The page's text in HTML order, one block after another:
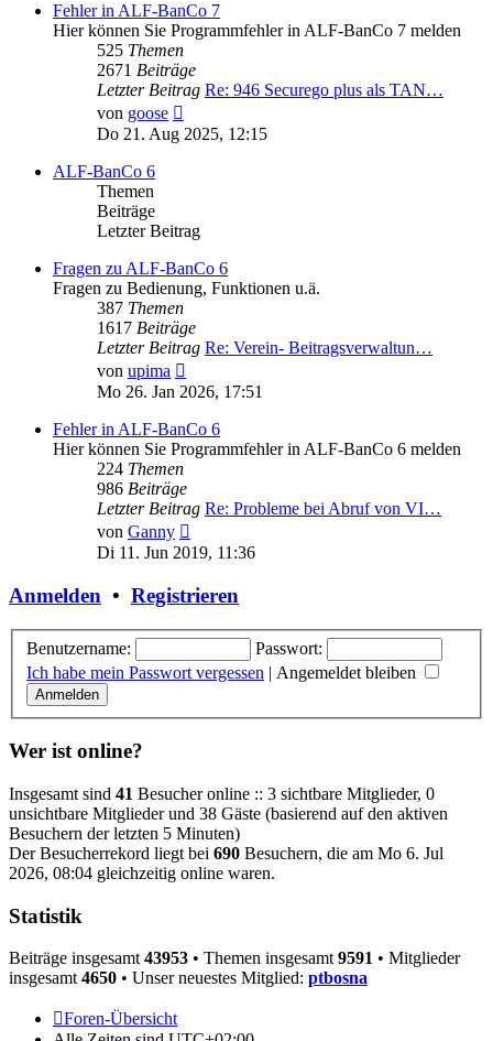
Fehler in ALF-BanCo 7
Hier können Sie Programmfehler in ALF-BanCo 7 melden
525 Themen
2671 Beiträge
Letzter Beitrag Re: 946 Securego plus als TAN…
von goose
Beitrag
Do 21. Aug 2025, 12:15
ALF-BanCo 6
Themen
Beiträge
Letzter Beitrag
Fragen zu ALF-BanCo 6
Fragen zu Bedienung, Funktionen u.ä.
387 Themen
1617 Beiträge
Letzter Beitrag Re: Verein- Beitragsverwaltun…
von upima
Beitrag
Mo 26. Jan 2026, 17:51
Fehler in ALF-BanCo 6
Hier können Sie Programmfehler in ALF-BanCo 6 melden
224 Themen
986 Beiträge
Letzter Beitrag Re: Probleme bei Abruf von VI…
von Ganny
Beitrag
Di 11. Jun 2019, 11:36
Anmelden • Registrieren
Benutzername:
Passwort:
Ich habe mein Passwort vergessen | Angemeldet bleiben
Wer ist online?
Insgesamt sind 41 Besucher online :: 3 sichtbare Mitglieder, 0
unsichtbare Mitglieder und 38 Gäste (basierend auf den aktiven
Besuchern der letzten 5 Minuten)
Der Besucherrekord liegt bei 690 Besuchern, die am Mo 6. Jul
2026, 08:04 gleichzeitig online waren.
Statistik
Beiträge insgesamt 43953 • Themen insgesamt 9591 • Mitglieder
insgesamt 4650 • Unser neuestes Mitglied: ptbosna
Foren-Übersicht